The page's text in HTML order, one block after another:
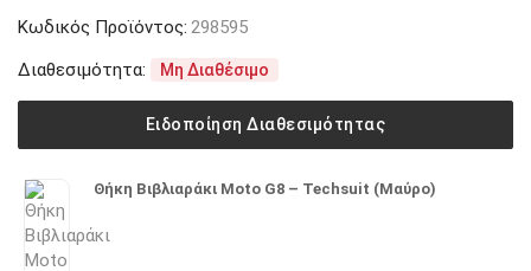
Κωδικός Προϊόντος: 298595
Διαθεσιμότητα:
Μη Διαθέσιμο
Ειδοποίηση Διαθεσιμότητας
Θήκη Βιβλιαράκι Moto G8 – Techsuit (Μαύρο)